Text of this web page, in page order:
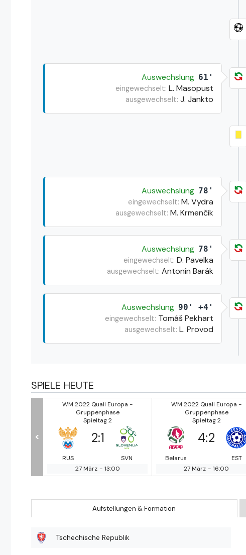
Auswechslung 61'
eingewechselt: L. Masopust
ausgewechselt: J. Jankto
Auswechslung 78'
eingewechselt: M. Vydra
ausgewechselt: M. Krmenčík
Auswechslung 78'
eingewechselt: D. Pavelka
ausgewechselt: Antonín Barák
Auswechslung 90' +4'
eingewechselt: Tomáš Pekhart
ausgewechselt: L. Provod
SPIELE HEUTE
WM 2022 Quali Europa -
Gruppenphase
Spieltag 2
RUS
2:1
SVN
27 März - 13:00
WM 2022 Quali Europa -
Gruppenphase
Spieltag 2
Belarus
4:2
EST
27 März - 16:00
<
Aufstellungen & Formation
Tschechische Republik